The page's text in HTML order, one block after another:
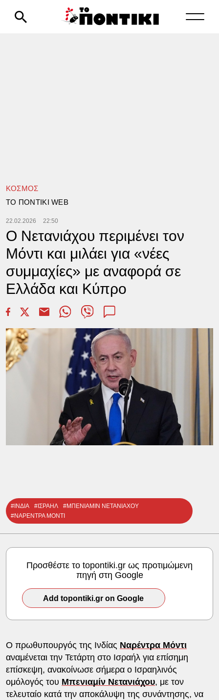
ΚΟΣΜΟΣ
TΟ ΠΟΝΤΙΚΙ WEB
22.02.2026 22:50
Ο Νετανιάχου περιμένει τον
Μόντι και μιλάει για «νέες
συμμαχίες» με αναφορά σε
Ελλάδα και Κύπρο
#ΙΝΔΙΑ #ΙΣΡΑΗΛ
#ΜΠΕΝΙΑΜΙΝ ΝΕΤΑΝΙΑΧΟΥ
#ΝΑΡΕΝΤΡΑ ΜΟΝΤΙ
Προσθέστε το topontiki.gr ως προτιμώμενη
πηγή στη Google
Add topontiki.gr on Google
Ο πρωθυπουργός της Ινδίας Ναρέντρα Μόντι
αναμένεται την Τετάρτη στο Ισραήλ για επίσημη
επίσκεψη, ανακοίνωσε σήμερα ο Ισραηλινός
ομόλογός του Μπενιαμίν Νετανιάχου, με τον
τελευταίο κατά την αποκάλυψη της συνάντησης, να